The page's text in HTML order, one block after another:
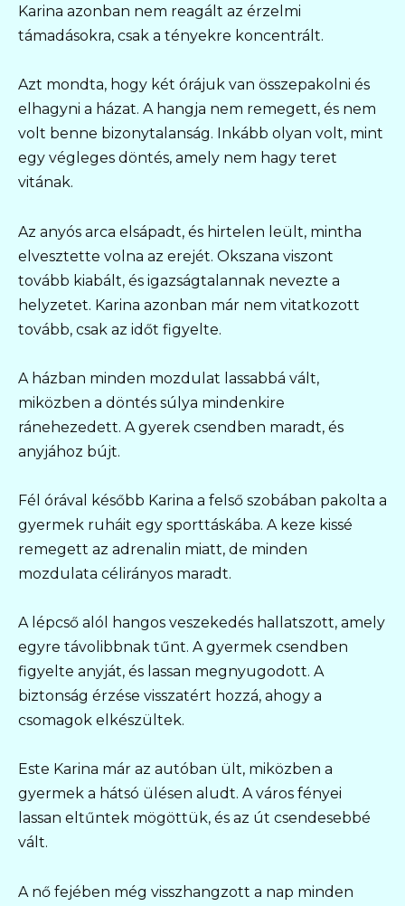
Karina azonban nem reagált az érzelmi
támadásokra, csak a tényekre koncentrált.
Azt mondta, hogy két órájuk van összepakolni és
elhagyni a házat. A hangja nem remegett, és nem
volt benne bizonytalanság. Inkább olyan volt, mint
egy végleges döntés, amely nem hagy teret
vitának.
Az anyós arca elsápadt, és hirtelen leült, mintha
elvesztette volna az erejét. Okszana viszont
tovább kiabált, és igazságtalannak nevezte a
helyzetet. Karina azonban már nem vitatkozott
tovább, csak az időt figyelte.
A házban minden mozdulat lassabbá vált,
miközben a döntés súlya mindenkire
ránehezedett. A gyerek csendben maradt, és
anyjához bújt.
Fél órával később Karina a felső szobában pakolta a
gyermek ruháit egy sporttáskába. A keze kissé
remegett az adrenalin miatt, de minden
mozdulata célirányos maradt.
A lépcső alól hangos veszekedés hallatszott, amely
egyre távolibbnak tűnt. A gyermek csendben
figyelte anyját, és lassan megnyugodott. A
biztonság érzése visszatért hozzá, ahogy a
csomagok elkészültek.
Este Karina már az autóban ült, miközben a
gyermek a hátsó ülésen aludt. A város fényei
lassan eltűntek mögöttük, és az út csendesebbé
vált.
A nő fejében még visszhangzott a nap minden